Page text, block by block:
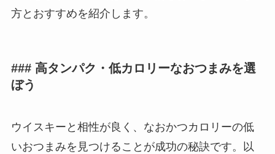
方とおすすめを紹介します。
### 高タンパク・低カロリーなおつまみを選
ぼう
ウイスキーと相性が良く、なおかつカロリーの低
いおつまみを見つけることが成功の秘訣です。以